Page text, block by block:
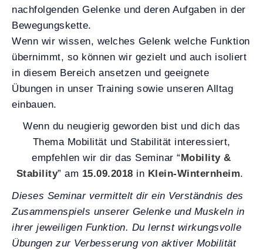
nachfolgenden Gelenke und deren Aufgaben in der
Bewegungskette.
Wenn wir wissen, welches Gelenk welche Funktion
übernimmt, so können wir gezielt und auch isoliert
in diesem Bereich ansetzen und geeignete
Übungen in unser Training sowie unseren Alltag
einbauen.
Wenn du neugierig geworden bist und dich das
Thema Mobilität und Stabilität interessiert,
empfehlen wir dir das Seminar “Mobility &
Stability” am 15.09.2018 in Klein-Winternheim.
Dieses Seminar vermittelt dir ein Verständnis des
Zusammenspiels unserer Gelenke und Muskeln in
ihrer jeweiligen Funktion. Du lernst wirkungsvolle
Übungen zur Verbesserung von aktiver Mobilität